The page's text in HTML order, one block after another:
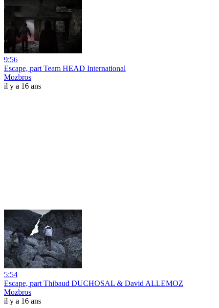
9:56
Escape, part Team HEAD International
Mozbros
il y a 16 ans
5:54
Escape, part Thibaud DUCHOSAL & David ALLEMOZ
Mozbros
il y a 16 ans